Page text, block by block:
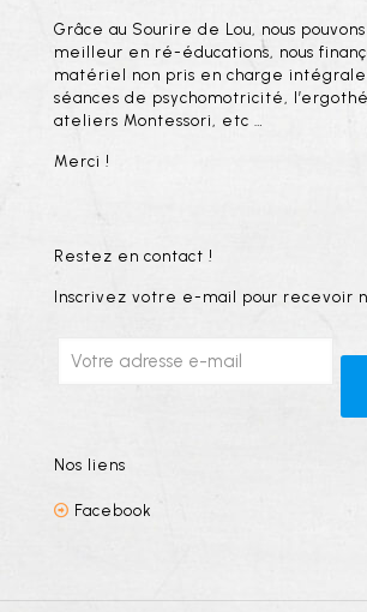
Grâce au Sourire de Lou, nous
meilleur en ré-éducations, nous
matériel non pris en charge
séances de psychomotricité,
ateliers Montessori, etc …
Merci !
Restez en contact !
Inscrivez votre e-mail pour recevoir
Nos liens
Facebook